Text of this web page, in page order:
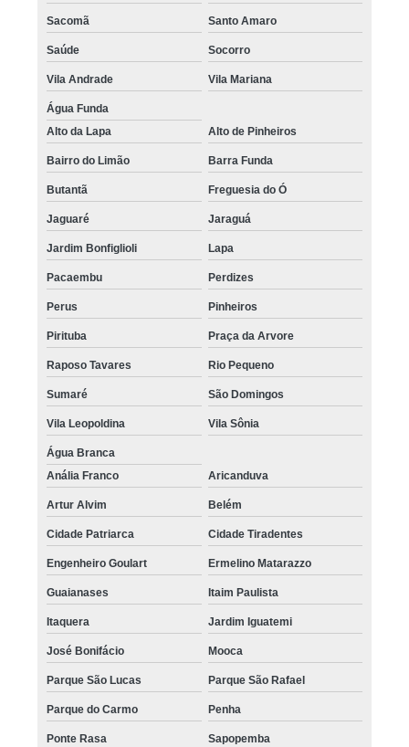
Sacomã Santo Amaro
Saúde Socorro
Vila Andrade Vila Mariana
Água Funda
Alto da Lapa
Alto de Pinheiros
Bairro do Limão Barra Funda
Butantã Freguesia do Ó
Jaguaré Jaraguá
Jardim Bonfiglioli Lapa
Pacaembu Perdizes
Perus Pinheiros
Pirituba Praça da Arvore
Raposo Tavares Rio Pequeno
Sumaré São Domingos
Vila Leopoldina Vila Sônia
Água Branca
Anália Franco
Aricanduva
Artur Alvim Belém
Cidade Patriarca Cidade Tiradentes
Engenheiro Goulart Ermelino Matarazzo
Guaianases Itaim Paulista
Itaquera Jardim Iguatemi
José Bonifácio Mooca
Parque São Lucas Parque São Rafael
Parque do Carmo Penha
Ponte Rasa Sapopemba